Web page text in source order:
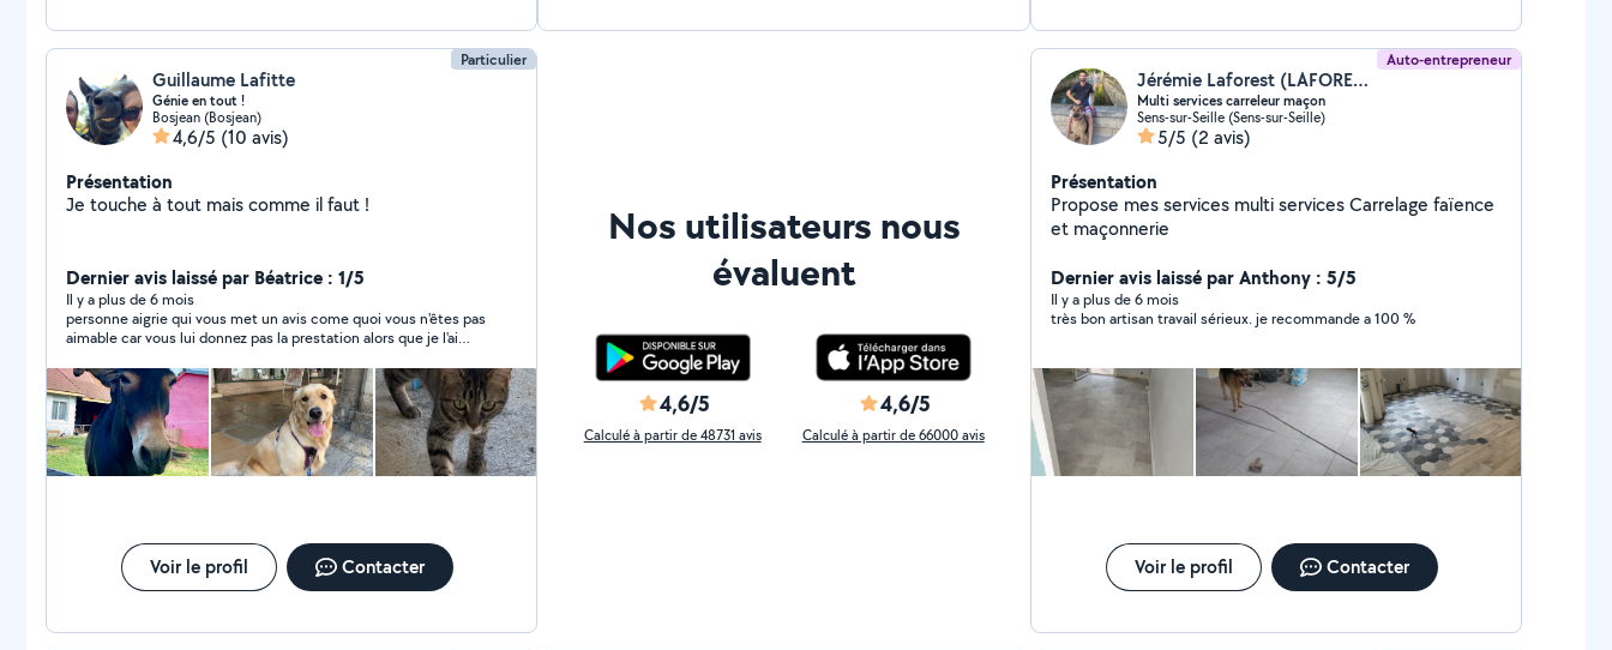
Particulier
Guillaume Lafitte
Génie en tout !
Bosjean (Bosjean)
4,6/5 (10 avis)
Présentation
Je touche à tout mais comme il faut !
Dernier avis laissé par Béatrice : 1/5
Il y a plus de 6 mois
personne aigrie qui vous met un avis come quoi vous n'êtes pas
aimable car vous lui donnez pas la prestation alors que je l'ai
Ce monsieur se met dans tous les domaines : réparation
voiture, garde d'animaux, informatique... il oublie d'indiquer un
numéro de siren sur son profil
Voir le profil Contacter
Nos utilisateurs nous
évaluent
4,6/5
Calculé à partir de 48731 avis
4,6/5
Calculé à partir de 66000 avis
Auto-entrepreneur
Jérémie Laforest (LAFOREST JEREMIE)
Multi services carreleur maçon
Sens-sur-Seille (Sens-sur-Seille)
5/5 (2 avis)
Présentation
Propose mes services multi services Carrelage faïence
et maçonnerie
Dernier avis laissé par Anthony : 5/5
Il y a plus de 6 mois
très bon artisan travail sérieux. je recommande a 100 %
Voir le profil Contacter